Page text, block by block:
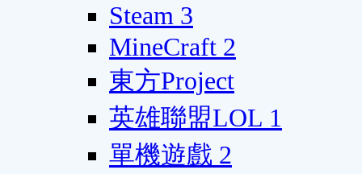
Steam 3
MineCraft 2
東方Project
英雄聯盟LOL 1
單機遊戲 2